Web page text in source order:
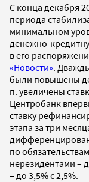
С конца декабря
периода
минимальном
денежно-
в его
«Новости».
были повышены
п. увеличены
Центробанк
ставку
этапа за три
по
нерезидентами –
– до 3,5% с 2,5%.